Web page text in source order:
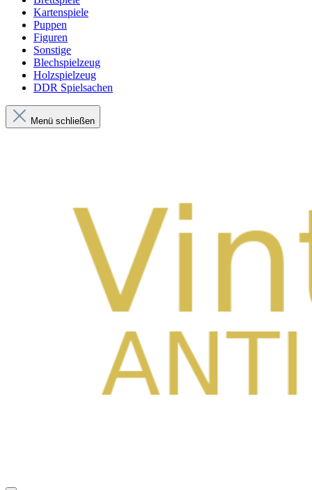
Kartenspiele
Puppen
Figuren
Sonstige
Blechspielzeug
Holzspielzeug
DDR Spielsachen
Menü schließen